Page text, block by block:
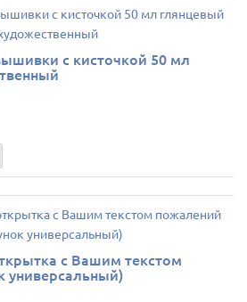
с кисточкой 50 мл
с Вашим текстом
универсальный)